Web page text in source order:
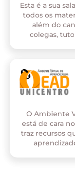
Esta é a sua
todos os
além do
colegas,
O Ambiente
está de cara
traz recursos